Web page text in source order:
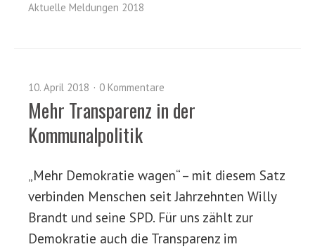
Aktuelle Meldungen 2018
10. April 2018 0 Kommentare
Mehr Transparenz in der
Kommunalpolitik
„Mehr Demokratie wagen“ – mit diesem Satz
verbinden Menschen seit Jahrzehnten Willy
Brandt und seine SPD. Für uns zählt zur
Demokratie auch die Transparenz im